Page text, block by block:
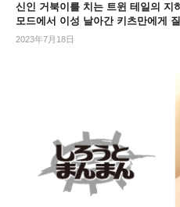
신인 거북이를 치는 트윈 테일의
모드에서 이성 날아간 키츠만에게
2023年7月18日